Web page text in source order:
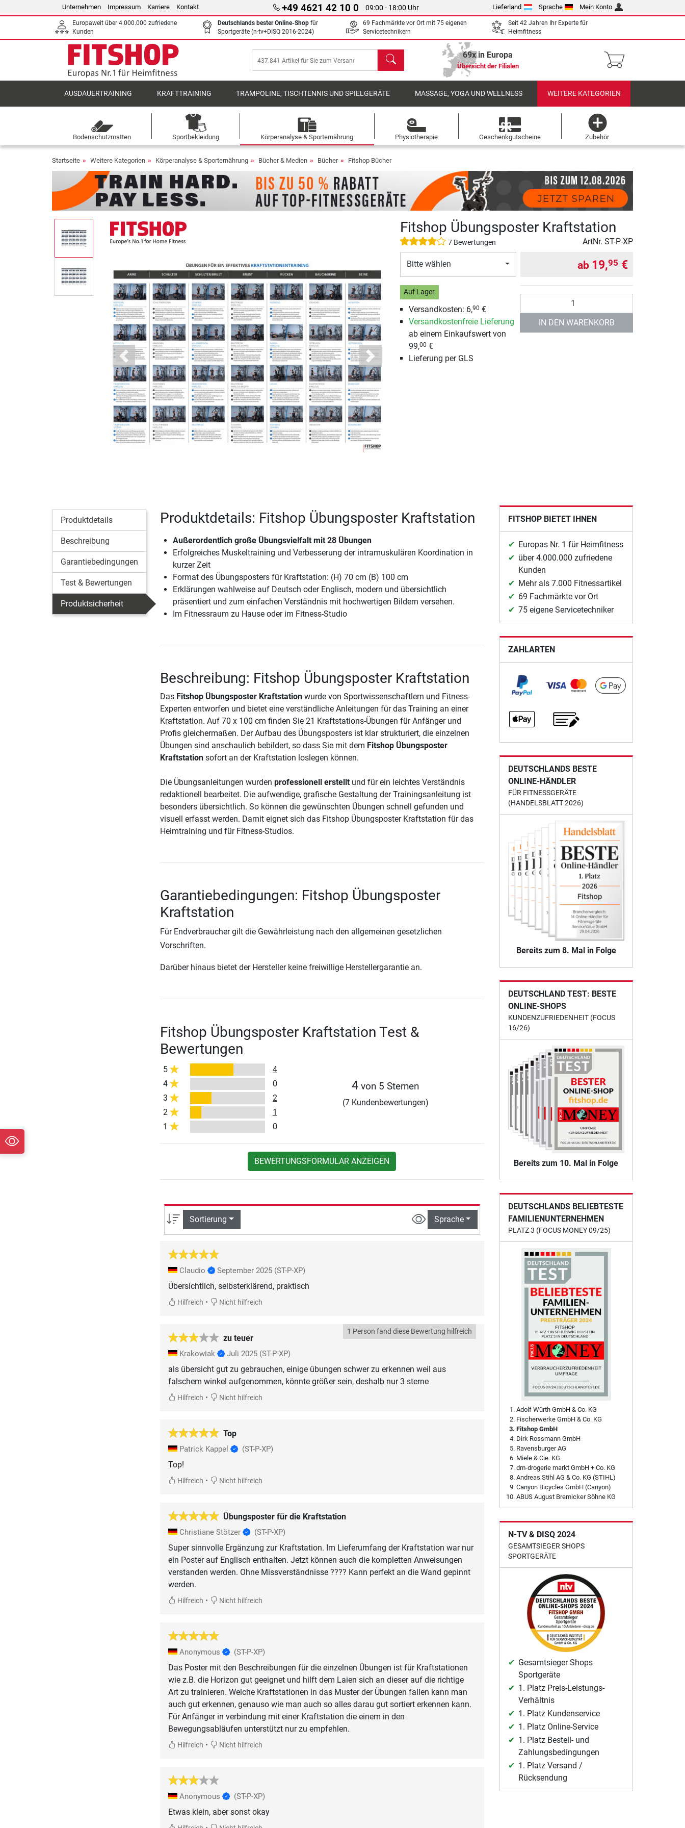
Unternehmen Impressum Karriere Kontakt +49 4621 42 10 0 09:00 - 18:00 Uhr Lieferland Sprache Mein Konto
Europaweit über 4.000.000 zufriedene
Kunden
Deutschlands bester Online-Shop für
Sportgeräte (n-tv+DISQ 2016-2024)
69 Fachmärkte vor Ort mit 75 eigenen
Servicetechnikern
Seit 42 Jahren Ihr Experte für
Heimfitness
Suchen 69x in Europa
Übersicht der Filialen
AUSDAUERTRAINING KRAFTTRAINING TRAMPOLINE, TISCHTENNIS UND SPIELGERÄTE MASSAGE, YOGA UND WELLNESS WEITERE KATEGORIEN
Bodenschutzmatten Sportbekleidung Körperanalyse & Sporternährung Physiotherapie Geschenkgutscheine Zubehör
Startseite Weitere Kategorien Körperanalyse & Sporternährung Bücher & Medien Bücher Fitshop Bücher
Previous Next
Fitshop Übungsposter Kraftstation
7 Bewertungen ArtNr. ST-P-XP
Bitte wählen
Auf Lager
Versandkosten: 6,90 €
Versandkostenfreie Lieferung
ab einem Einkaufswert von
99,00 €
Lieferung per GLS
ab 19,95 €
IN DEN WARENKORB
Produktdetails
Beschreibung
Garantiebedingungen
Test & Bewertungen
Produktsicherheit
Produktdetails: Fitshop Übungsposter Kraftstation
Außerordentlich große Übungsvielfalt mit 28 Übungen
Erfolgreiches Muskeltraining und Verbesserung der intramuskulären Koordination in
kurzer Zeit
Format des Übungsposters für Kraftstation: (H) 70 cm (B) 100 cm
Erklärungen wahlweise auf Deutsch oder Englisch, modern und übersichtlich
präsentiert und zum einfachen Verständnis mit hochwertigen Bildern versehen.
Im Fitnessraum zu Hause oder im Fitness-Studio
Beschreibung: Fitshop Übungsposter Kraftstation
Das Fitshop Übungsposter Kraftstationwurde von Sportwissenschaftlern und Fitness-
Experten entworfen und bietet eine verständliche Anleitungen für das Training an einer
Kraftstation. Auf 70 x 100 cm finden Sie 21 Kraftstations-Übungen für Anfänger und
Profis gleichermaßen. Der Aufbau des Übungsposters ist klar strukturiert, die einzelnen
Übungen sind anschaulich bebildert, so dass Sie mit dem Fitshop Übungsposter
Kraftstationsofort an der Kraftstation loslegen können.
Die Übungsanleitungen wurden professionell erstelltund für ein leichtes Verständnis
redaktionell bearbeitet. Die aufwendige, grafische Gestaltung der Trainingsanleitung ist
besonders übersichtlich. So können die gewünschten Übungen schnell gefunden und
visuell erfasst werden. Damit eignet sich das Fitshop Übungsposter Kraftstation für das
Heimtraining und für Fitness-Studios.
Garantiebedingungen: Fitshop Übungsposter
Kraftstation
Für Endverbraucher gilt die Gewährleistung nach den allgemeinen gesetzlichen
Vorschriften.
Darüber hinaus bietet der Hersteller keine freiwillige Herstellergarantie an.
Fitshop Übungsposter Kraftstation Test &
Bewertungen
5
4
4
0
3
2
2
1
1
0
4 von 5 Sternen
(7 Kundenbewertungen)
BEWERTUNGSFORMULAR ANZEIGEN
Sortierung Sprache
Claudio September 2025 (ST-P-XP)
Übersichtlich, selbsterklärend, praktisch
Hilfreich • Nicht hilfreich
zu teuer
1 Person fand diese Bewertung hilfreich
Krakowiak Juli 2025 (ST-P-XP)
als übersicht gut zu gebrauchen, einige übungen schwer zu erkennen weil aus
falschem winkel aufgenommen, könnte größer sein, deshalb nur 3 sterne
Hilfreich • Nicht hilfreich
Top
Patrick Kappel (ST-P-XP)
Top!
Hilfreich • Nicht hilfreich
Übungsposter für die Kraftstation
Christiane Stötzer (ST-P-XP)
Super sinnvolle Ergänzung zur Kraftstation. Im Lieferumfang der Kraftstation war nur
ein Poster auf Englisch enthalten. Jetzt können auch die kompletten Anweisungen
verstanden werden. Ohne Missverständnisse ???? Kann perfekt an die Wand gepinnt
werden.
Hilfreich • Nicht hilfreich
Anonymous (ST-P-XP)
Das Poster mit den Beschreibungen für die einzelnen Übungen ist für Kraftstationen
wie z.B. die Horizon gut geeignet und hilft dem Laien sich an dieser auf die richtige
Art zu trainieren. Welche Kraftstationen in das Muster der Übungen fallen kann man
auch gut erkennen, genauso wie man auch so alles darau gut sortiert erkennen kann.
Für Anfänger in verbindung mit einer Kraftstation die einem in den
Bewegungsabläufen unterstützt nur zu empfehlen.
Hilfreich • Nicht hilfreich
Anonymous (ST-P-XP)
Etwas klein, aber sonst okay
FITSHOP BIETET IHNEN
Europas Nr. 1 für Heimfitness
über 4.000.000 zufriedene
Kunden
Mehr als 7.000 Fitnessartikel
69 Fachmärkte vor Ort
75 eigene Servicetechniker
ZAHLARTEN
DEUTSCHLANDS BESTE
ONLINE-HÄNDLER
FÜR FITNESSGERÄTE
(HANDELSBLATT 2026)
Bereits zum 8. Mal in Folge
DEUTSCHLAND TEST: BESTE
ONLINE-SHOPS
KUNDENZUFRIEDENHEIT (FOCUS
16/26)
Bereits zum 10. Mal in Folge
DEUTSCHLANDS BELIEBTESTE
FAMILIENUNTERNEHMEN
PLATZ 3 (FOCUS MONEY 09/25)
Adolf Würth GmbH & Co. KG
Fischerwerke GmbH & Co. KG
Fitshop GmbH
Dirk Rossmann GmbH
Ravensburger AG
Miele & Cie. KG
dm-drogerie markt GmbH + Co. KG
Andreas Stihl AG & Co. KG (STIHL)
Canyon Bicycles GmbH (Canyon)
ABUS August Bremicker Söhne KG
N-TV & DISQ 2024
GESAMTSIEGER SHOPS
SPORTGERÄTE
Gesamtsieger Shops
Sportgeräte
1. Platz Preis-Leistungs-
Verhältnis
1. Platz Kundenservice
1. Platz Online-Service
1. Platz Bestell- und
Zahlungsbedingungen
1. Platz Versand /
Rücksendung